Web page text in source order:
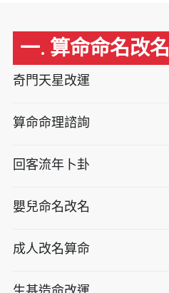
一. 算命命名改名
奇門天星改運
算命命理諮詢
回客流年卜卦
嬰兒命名改名
成人改名算命